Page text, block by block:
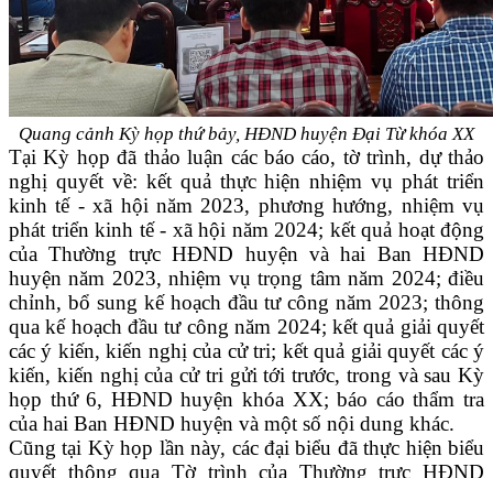
Quang cảnh Kỳ họp thứ bảy, HĐND huyện Đại Từ khóa XX
Tại Kỳ họp đã thảo luận các báo cáo, tờ trình, dự thảo
nghị quyết về: kết quả thực hiện nhiệm vụ phát triển
kinh tế - xã hội năm 2023, phương hướng, nhiệm vụ
phát triển kinh tế - xã hội năm 2024; kết quả hoạt động
của Thường trực HĐND huyện và hai Ban HĐND
huyện năm 2023, nhiệm vụ trọng tâm năm 2024; điều
chỉnh, bổ sung kế hoạch đầu tư công năm 2023; thông
qua kế hoạch đầu tư công năm 2024; kết quả giải quyết
các ý kiến, kiến nghị của cử tri; kết quả giải quyết các ý
kiến, kiến nghị của cử tri gửi tới trước, trong và sau Kỳ
họp thứ 6, HĐND huyện khóa XX; báo cáo thẩm tra
của hai Ban HĐND huyện và một số nội dung khác.
Cũng tại Kỳ họp lần này, các đại biểu đã thực hiện biểu
quyết thông qua Tờ trình của Thường trực HĐND